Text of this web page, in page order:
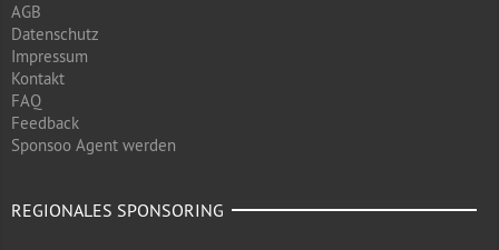
AGB
Datenschutz
Impressum
Kontakt
FAQ
Feedback
Sponsoo Agent werden
REGIONALES SPONSORING